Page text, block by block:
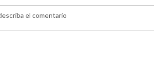
el comentario